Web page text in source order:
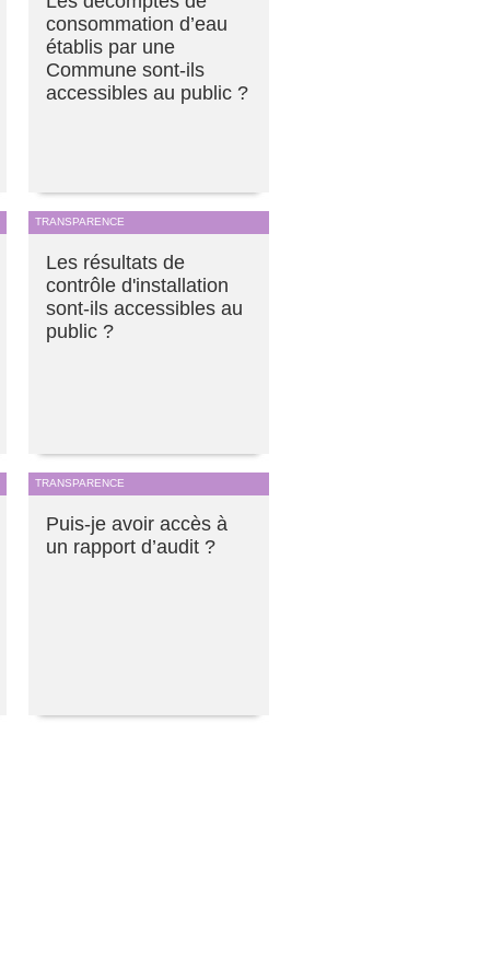
consommation d’eau
établis par une
Commune sont-ils
accessibles au public ?
TRANSPARENCE
Les résultats de
contrôle d'installation
sont-ils accessibles au
public ?
TRANSPARENCE
Puis-je avoir accès à
un rapport d’audit ?